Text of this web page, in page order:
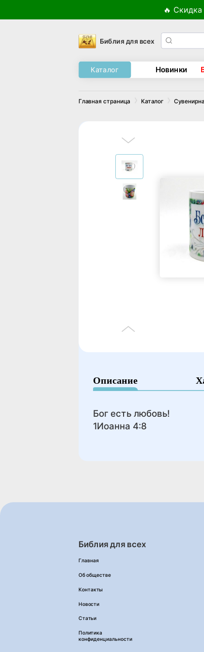
🔥
Библия для всех
Каталог Новинки
Главная страница Каталог
Описание
Бог есть любовь!
1Иоанна 4:8
Библия для всех
Главная
Об обществе
Контакты
Новости
Статьи
Политика
конфиденциальности